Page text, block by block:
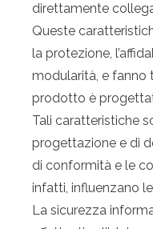
direttamente
Queste
la protezione,
modularità, e fanno
prodotto è
Tali caratteristiche
progettazione e di
di conformità e le
infatti, influenzano
La sicurezza